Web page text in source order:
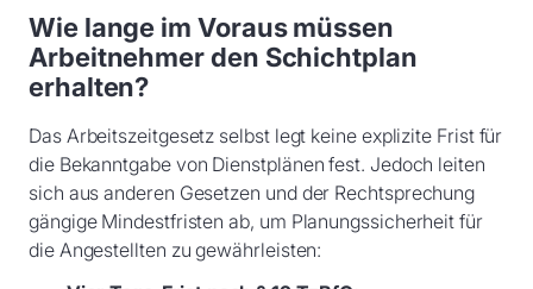
Wie lange im Voraus müssen
Arbeitnehmer den Schichtplan
erhalten?
Das Arbeitszeitgesetz selbst legt keine explizite Frist für
die Bekanntgabe von Dienstplänen fest. Jedoch leiten
sich aus anderen Gesetzen und der Rechtsprechung
gängige Mindestfristen ab, um Planungssicherheit für
die Angestellten zu gewährleisten: